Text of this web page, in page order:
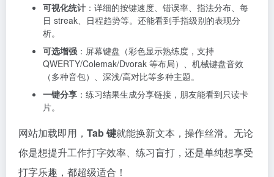
可视化统计 ：详细的按键速度、错误率、指法分布、每
日 streak、日程趋势等。还能看到手指级别的表现分
析。
可选增强 ：屏幕键盘（彩色显示熟练度，支持
QWERTY/Colemak/Dvorak 等布局）、机械键盘音效
（多种音包）、深浅/高对比等多种主题。
一键分享 ：练习结果生成分享链接，朋友能看到只读卡
片。
网站加载即用， Tab 键就能换新文本，操作丝滑。无论
你是想提升工作打字效率、练习盲打，还是单纯想享受
打字乐趣，都超级适合！